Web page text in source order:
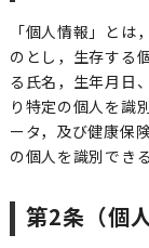
「個人情報」と
のとし，生存する
る氏名，生年月日
り特定の個人を識
ータ，及び健康保
の個人を識別でき
第2条（個